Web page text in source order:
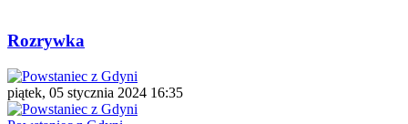
Rozrywka
piątek, 05 stycznia 2024 16:35